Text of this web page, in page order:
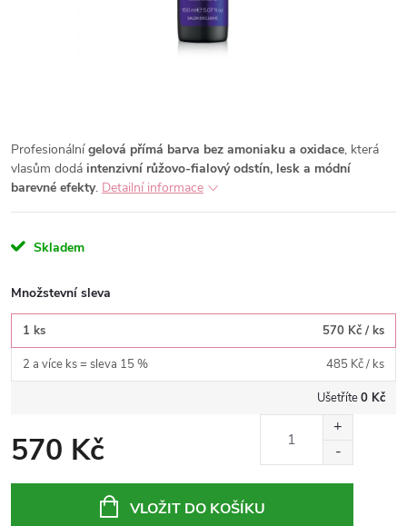
Profesionálnígelová přímá barva bez amoniaku a oxidace, která
vlasům dodá intenzivní růžovo-fialový odstín, lesk a módní
barevné efekty. Detailní informace
Skladem
Množstevní sleva
1 ks 570 Kč / ks
2 a více ks = sleva 15 % 485 Kč/ ks
Ušetříte0 Kč
570 Kč
VLOŽIT DO KOŠÍKU